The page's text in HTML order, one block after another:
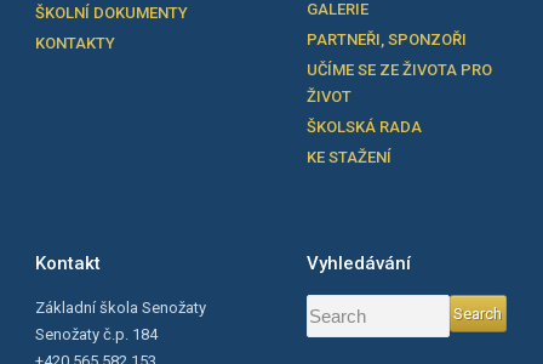
ŠKOLNÍ DOKUMENTY
KONTAKTY
GALERIE
PARTNEŘI, SPONZOŘI
UČÍME SE ZE ŽIVOTA PRO
ŽIVOT
ŠKOLSKÁ RADA
KE STAŽENÍ
Kontakt
Základní škola Senožaty
Senožaty č.p. 184
Vyhledávání